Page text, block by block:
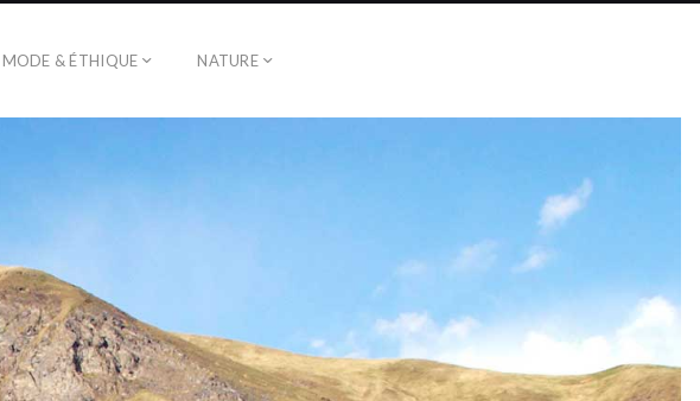
MODE & ÉTHIQUE NATURE